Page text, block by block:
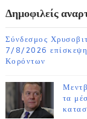
Δημοφιλείς
Σύνδεσμος
7/8/2026 επίσκεψη
Κορόντων
τα